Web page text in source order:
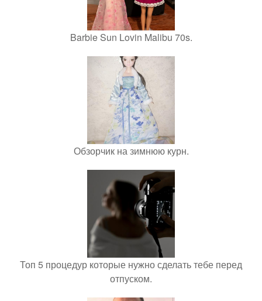
Barbie Sun Lovin Malibu 70s.
Обзорчик на зимнюю курн.
Топ 5 процедур которые нужно сделать тебе перед
отпуском.